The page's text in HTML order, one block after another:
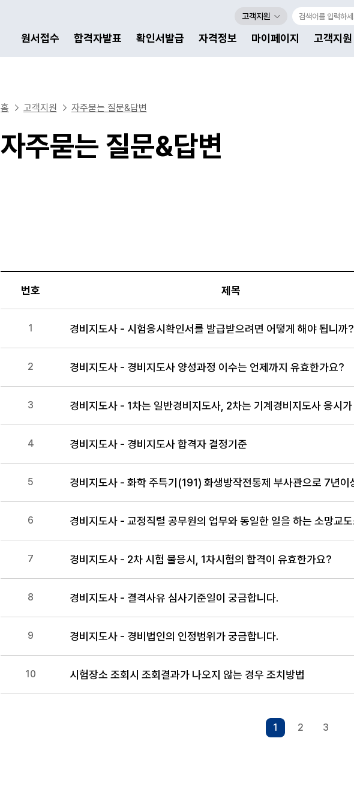
원서접수 합격자발표 확인서발급 자격정보 마이페이지 고객지원
고객지원
홈 고객지원 자주묻는 질문&답변
자주묻는 질문&답변
번호 제목
1 경비지도사 - 시험응시확인서를 발급받으려면 어떻게 해야 됩니까?
2 경비지도사 - 경비지도사 양성과정 이수는 언제까지 유효한가요?
3
4 경비지도사 - 경비지도사 합격자 결정기준
5
6
7 경비지도사 - 2차 시험 불응시, 1차시험의 합격이 유효한가요?
8 경비지도사 - 결격사유 심사기준일이 궁금합니다.
9 경비지도사 - 경비법인의 인정범위가 궁금합니다.
10 시험장소 조회시 조회결과가 나오지 않는 경우 조치방법
1 2 3